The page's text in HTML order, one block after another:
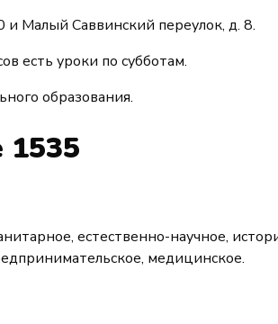
и Малый Саввинский переулок, д. 8.
есть уроки по субботам.
образования.
естественно-научное,
медицинское.